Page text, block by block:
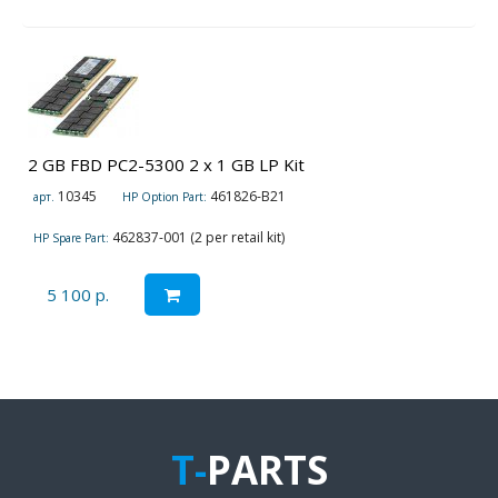
2 GB FBD PC2-5300 2 x 1 GB LP Kit
арт. 10345 HP Option Part: 461826-B21
HP Spare Part: 462837-001 (2 per retail kit)
5 100 р.
T-PARTS